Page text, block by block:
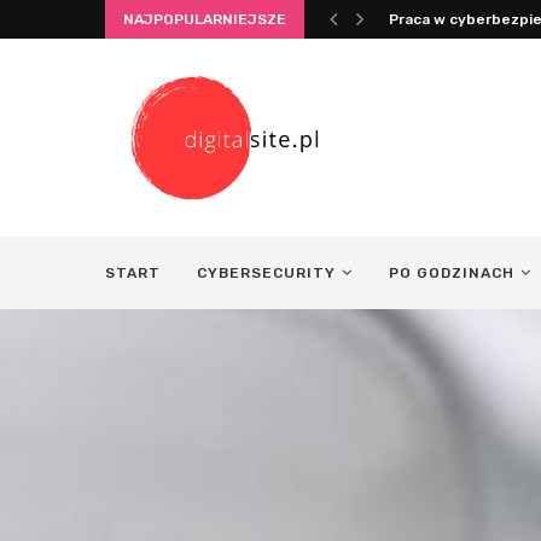
NAJPOPULARNIEJSZE Praca w
START CYBERSECURITY PO GODZINACH